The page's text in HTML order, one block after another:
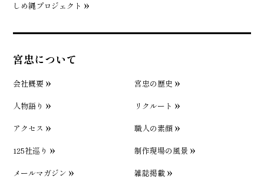
しめ縄プロジェクト
宮忠について
会社概要
宮忠の歴史
人物語り
リクルート
アクセス
職人の素顔
125社巡り
制作現場の風景
メールマガジン
雑誌掲載